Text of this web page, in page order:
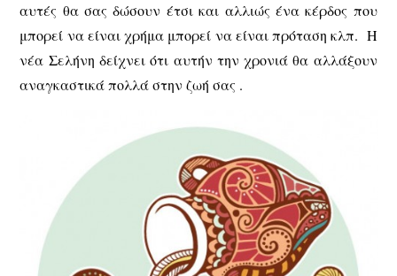
αυτές θα σας δώσουν έτσι και αλλιώς ένα κέρδος που
μπορεί να είναι χρήμα μπορεί να είναι πρόταση κλπ. Η
νέα Σελήνη δείχνει ότι αυτήν την χρονιά θα αλλάξουν
αναγκαστικά πολλά στην ζωή σας .